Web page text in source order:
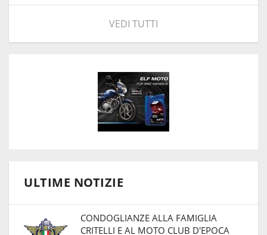
VEDI TUTTI
ULTIME NOTIZIE
CONDOGLIANZE ALLA FAMIGLIA
CRITELLI E AL MOTO CLUB D'EPOCA